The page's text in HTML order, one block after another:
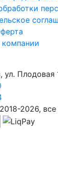
компании
ул. Плодовая
2026,